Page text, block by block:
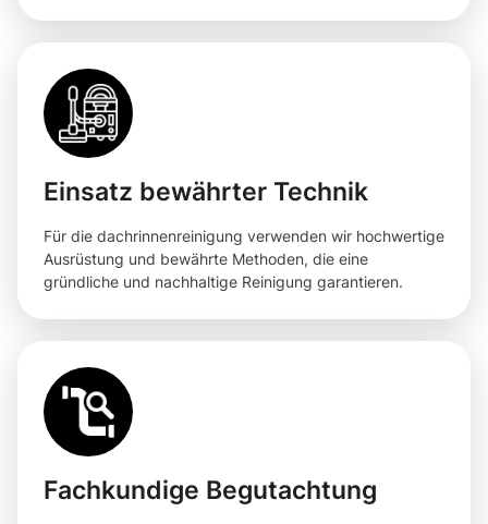
Einsatz bewährter Technik
Für die dachrinnenreinigung verwenden wir hochwertige
Ausrüstung und bewährte Methoden, die eine
gründliche und nachhaltige Reinigung garantieren.
Fachkundige Begutachtung